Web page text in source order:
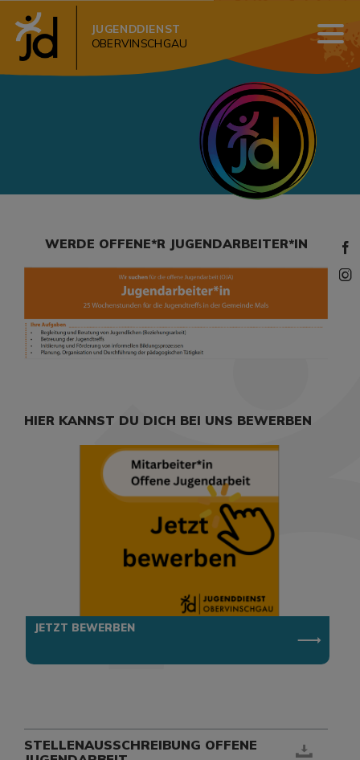
JUGENDDIENST
OBERVINSCHGAU
WERDE OFFENE*R JUGENDARBEITER*IN
HIER KANNST DU DICH BEI UNS BEWERBEN
JETZT BEWERBEN
STELLENAUSSCHREIBUNG OFFENE